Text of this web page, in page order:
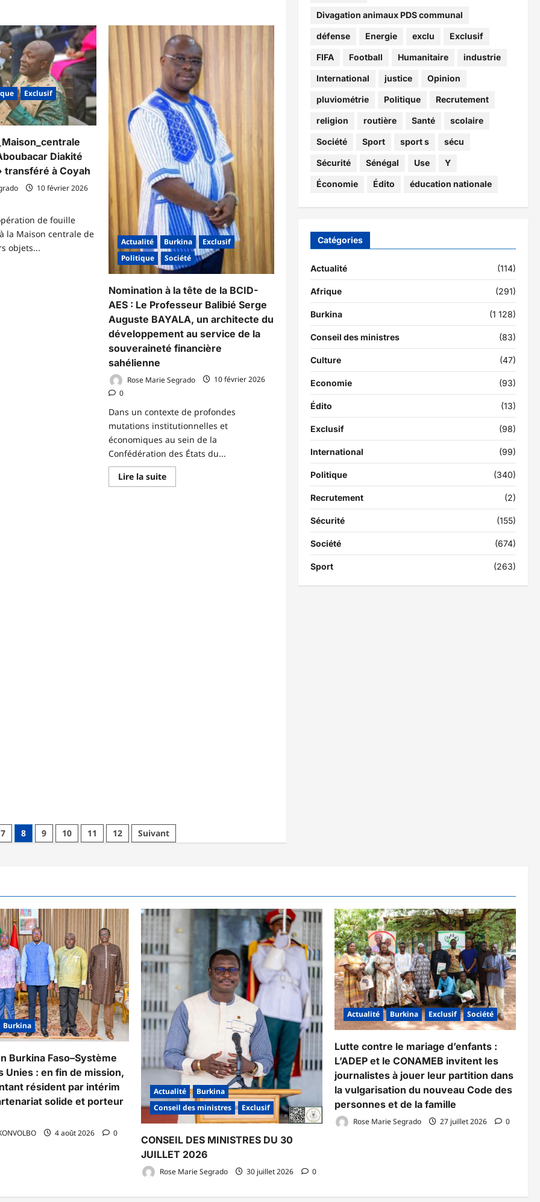
Exclusif
Diakité
transféré à Coyah
10 février 2026
de fouille
la Maison centrale de
objets...
Actualité Burkina
Exclusif
Politique
Société
Nomination à la tête de la BCID-
AES : Le Professeur Balibié Serge
Auguste BAYALA, un architecte du
développement au service de la
souveraineté financière
sahélienne
Rose Marie Segrado
10 février 2026
0
Dans un contexte de profondes
mutations institutionnelles et
économiques au sein de la
Confédération des États du...
Lire la suiteEn
savoir
7 8 9 10 11 12 Suivant
Divagation animaux PDS communal
défense Energie exclu Exclusif
FIFA Football Humanitaire industrie
International justice Opinion
pluviométrie Politique Recrutement
religion routière Santé scolaire
Société Sport sport s sécu
Sécurité Sénégal Use Y
Économie Édito éducation nationale
Catégories
Actualité (114)
Afrique (291)
Burkina (1 128)
Conseil des ministres (83)
Culture (47)
Economie (93)
Édito (13)
Exclusif (98)
International (99)
Politique (340)
Recrutement (2)
Sécurité (155)
Société (674)
Sport (263)
Burkina
Burkina Faso–Système
Unies : en fin de mission,
résident par intérim
solide et porteur
4 août 2026 0
Actualité
Burkina
Conseil des ministres
Exclusif
CONSEIL DES MINISTRES DU 30
JUILLET 2026
Rose Marie Segrado 30 juillet 2026 0
Actualité Burkina Exclusif Société
Lutte contre le mariage d’enfants :
L’ADEP et le CONAMEB invitent les
journalistes à jouer leur partition dans
la vulgarisation du nouveau Code des
personnes et de la famille
Rose Marie Segrado 27 juillet 2026 0